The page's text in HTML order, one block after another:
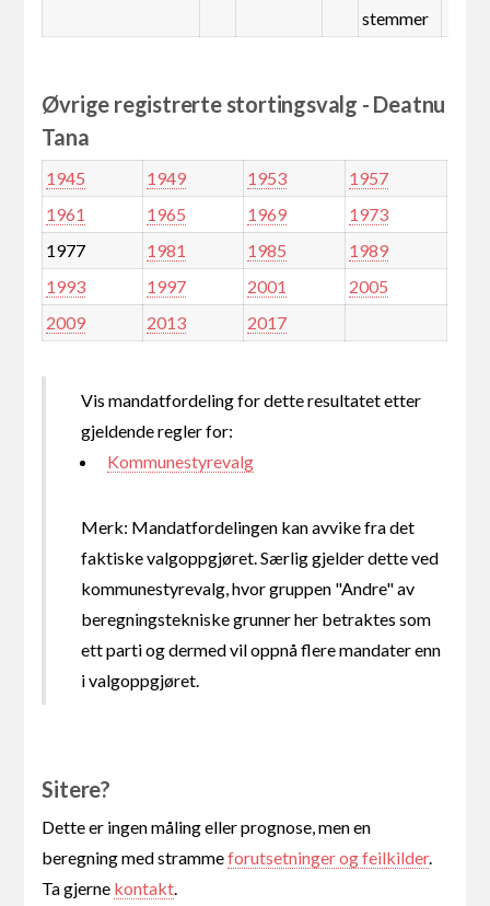
stemmer
Øvrige registrerte stortingsvalg - Deatnu
Tana
1945 1949 1953
1957
1961
1965 1969
1973
1977
1981 1985
1989
1993
1997 2001
2005
2009
2013 2017
Vis mandatfordeling for dette resultatet etter
gjeldende regler for:
Kommunestyrevalg
Merk: Mandatfordelingen kan avvike fra det
faktiske valgoppgjøret. Særlig gjelder dette ved
kommunestyrevalg, hvor gruppen "Andre" av
beregningstekniske grunner her betraktes som
ett parti og dermed vil oppnå flere mandater enn
i valgoppgjøret.
Sitere?
Dette er ingen måling eller prognose, men en
beregning med strammeforutsetninger og feilkilder.
Ta gjerne kontakt.